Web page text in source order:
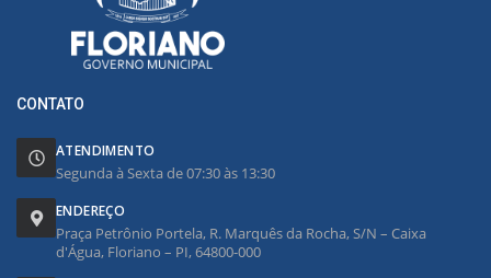
CONTATO
ATENDIMENTO
Segunda à Sexta de 07:30 às 13:30
ENDEREÇO
Praça Petrônio Portela, R. Marquês da Rocha, S/N – Caixa
d'Água, Floriano – PI, 64800-000